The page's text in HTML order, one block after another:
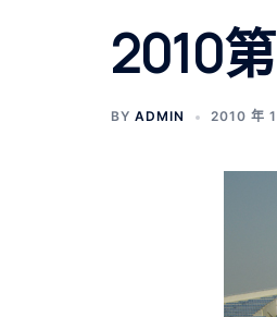
2010
BY ADMIN 2010 年